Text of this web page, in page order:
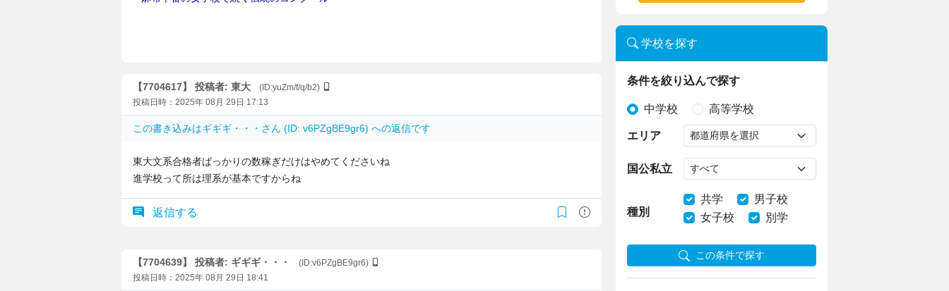
【7704617】 投稿者: 東大
(ID:yuZm/f/q/b2)
投稿日時：2025年 08月 29日 17:13
この書き込みはギギギ・・・ さん (ID: v6PZgBE9gr6) への返信です
東大文系合格者ばっかりの数稼ぎだけはやめてくださいね
進学校って所は理系が基本ですからね
返信する
【7704639】 投稿者: ギギギ・・・
(ID:v6PZgBE9gr6)
投稿日時：2025年 08月 29日 18:41
学校を探す
条件を絞り込んで探す
中学校 高等学校
エリア
国公私立
種別
共学
男子校
女子校
別学
この条件で探す